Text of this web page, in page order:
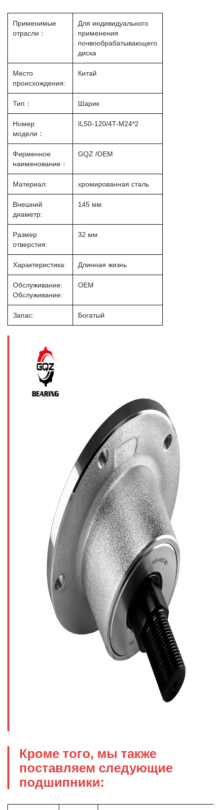
Применимые
отрасли：
Для индивидуального
применения
почвообрабатывающего
диска
Место
происхождения:
Китай
Тип： Шарик
Номер
модели：
IL50-120/4T-M24*2
Фирменное
наименование：
GQZ /OEM
Материал: хромированная сталь
Внешний
диаметр:
145 мм
Размер
отверстия:
32 мм
Характеристика: Длинная жизнь
Обслуживание:
Обслуживание:
OEM
Запас: Богатый
Кроме того, мы также
поставляем следующие
подшипники: